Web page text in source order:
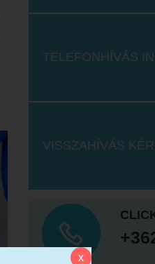
TELEFONHÍVÁS
VISSZAHÍVÁS
x